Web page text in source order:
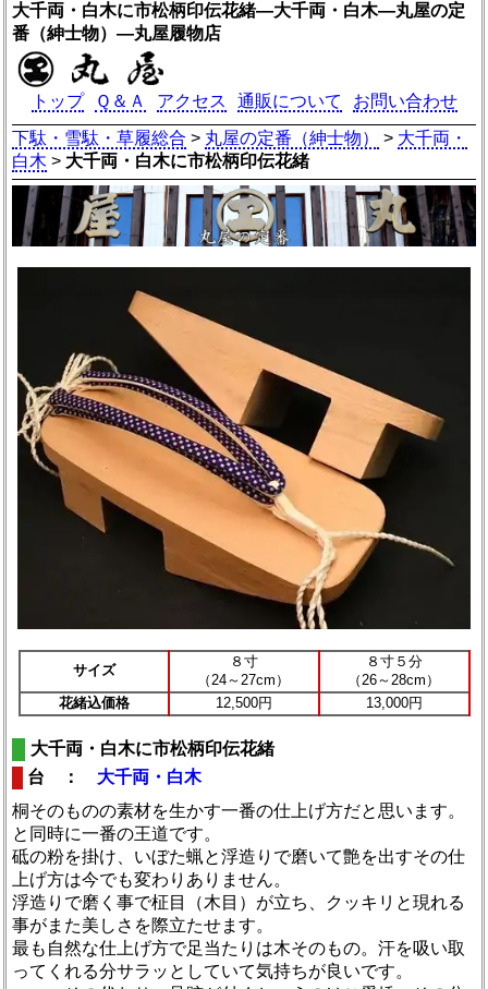
大千両・白木に市松柄印伝花緒―大千両・白木―丸屋の定
番（紳士物）―丸屋履物店
トップ Ｑ＆Ａ アクセス 通販について
お問い合わせ
下駄・雪駄・草履総合 > 丸屋の定番（紳士物） > 大千両・
白木 > 大千両・白木に市松柄印伝花緒
サイズ
８寸
（24～27cm）
８寸５分
（26～28cm）
花緒込価格
12,500円 13,000円
大千両・白木に市松柄印伝花緒
台 ： 大千両・白木
桐そのものの素材を生かす一番の仕上げ方だと思います。
と同時に一番の王道です。
砥の粉を掛け、いぼた蝋と浮造りで磨いて艶を出すその仕
上げ方は今でも変わりありません。
浮造りで磨く事で柾目（木目）が立ち、クッキリと現れる
事がまた美しさを際立たせます。
最も自然な仕上げ方で足当たりは木そのもの。汗を吸い取
ってくれる分サラッとしていて気持ちが良いです。